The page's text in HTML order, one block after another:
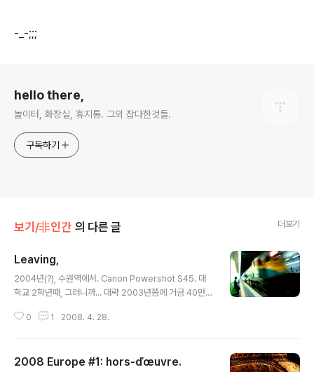
-_-;;;
hello there,
놀이터, 화장실, 휴지통. 그외 잡다한것들.
구독하기
보기/非인간 의 다른 글 더보기
Leaving,
2004년(?), 수원역에서. Canon Powershot S45. 대
학교 2학년때, 그러니까... 대략 2003년쯤에 거금 40만원
고 기숙사 앞까지 와주신 덕택에 정말로 편한 거래를 했던
지원하는 일종의 럭셔리 P&S 개념이었달까. 그때 캐논의
0 1 2008. 4. 28.
2008 Europe #1: hors-ďœuvre.